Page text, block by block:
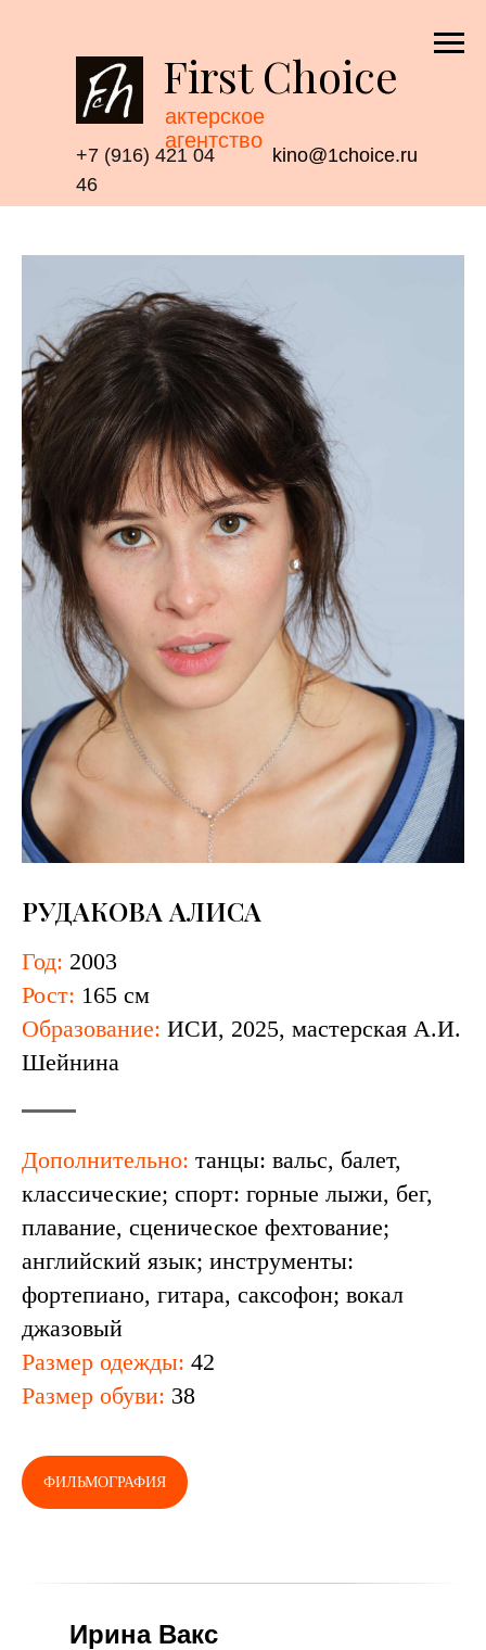
актерское
агентство
First Choice
+7 (916) 421 04
46
kino@1choice.ru
РУДАКОВА АЛИСА
Год: 2003
Рост: 165 см
Образование: ИСИ, 2025, мастерская А.И.
Шейнина
Дополнительно: танцы: вальс, балет,
классические; спорт: горные лыжи, бег,
плавание, сценическое фехтование;
английский язык; инструменты:
фортепиано, гитара, саксофон; вокал
джазовый
Размер одежды: 42
Размер обуви: 38
ФИЛЬМОГРАФИЯ
Ирина Вакс